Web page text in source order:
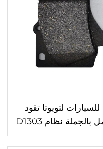
لتويوتا تقود
الصناعة الصينية باديات الفرامل بالجملة نظام D1303
للسيارات